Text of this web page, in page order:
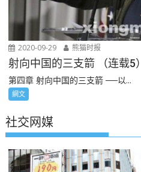
2020-09-29 熊猫时报
射向中国的三支箭 （连载5）
第四章 射向中国的三支箭 ──以...
網文
社交网媒